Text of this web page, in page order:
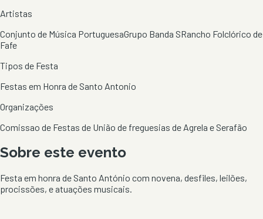
Artistas
Conjunto de Música PortuguesaGrupo Banda SRancho Folclórico de
Fafe
Tipos de Festa
Festas em Honra de Santo Antonio
Organizações
Comissao de Festas de União de freguesias de Agrela e Serafão
Sobre este evento
Festa em honra de Santo António com novena, desfiles, leilões,
procissões, e atuações musicais.